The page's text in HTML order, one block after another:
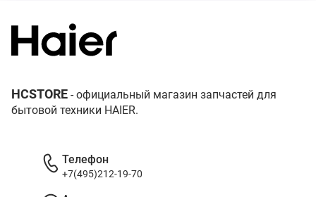
HCSTORE - официальный магазин запчастей для
бытовой техники HAIER.
Телефон
+7(495)212-19-70